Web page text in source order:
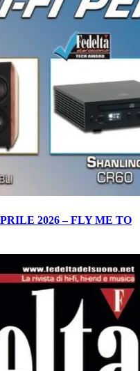
2026 – FLY ME TO